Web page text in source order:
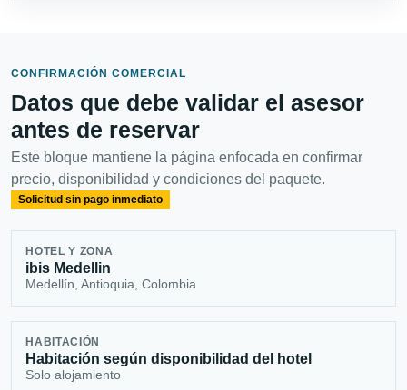
CONFIRMACIÓN COMERCIAL
Datos que debe validar el asesor
antes de reservar
Este bloque mantiene la página enfocada en confirmar
precio, disponibilidad y condiciones del paquete.
Solicitud sin pago inmediato
HOTEL Y ZONA
ibis Medellin
Medellín, Antioquia, Colombia
HABITACIÓN
Habitación según disponibilidad del hotel
Solo alojamiento